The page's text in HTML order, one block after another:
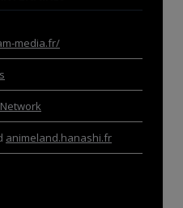
media.fr/
animeland.hanashi.fr